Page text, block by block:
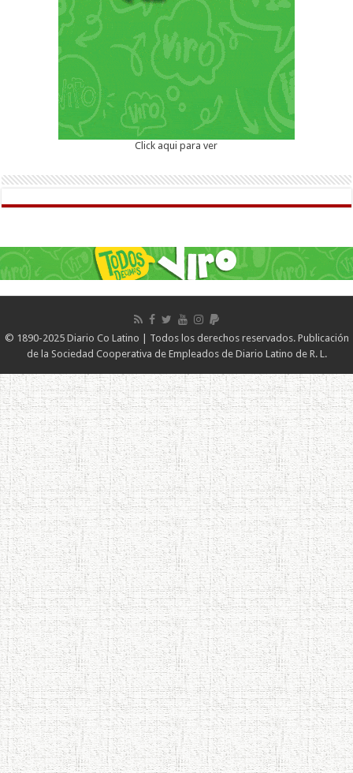
Click aqui para ver
© 1890-2025 Diario Co Latino | Todos los derechos reservados. Publicación
de la Sociedad Cooperativa de Empleados de Diario Latino de R. L.